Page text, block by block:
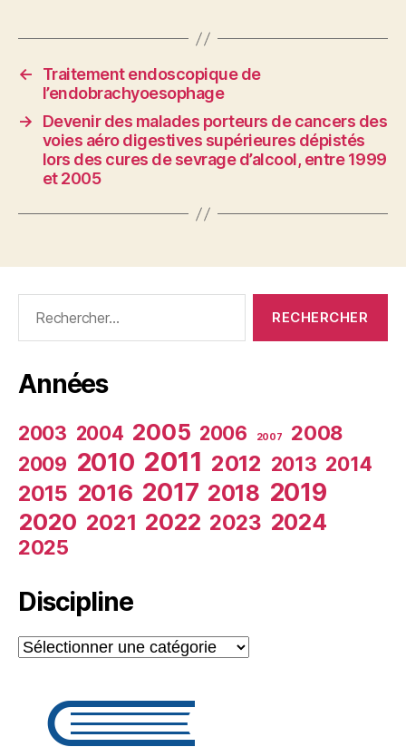
←
Traitement endoscopique de
l’endobrachyoesophage
→
Devenir des malades porteurs de cancers des
voies aéro digestives supérieures dépistés
lors des cures de sevrage d’alcool, entre 1999
et 2005
Années
2003 2004 2005 2006 2007
2008
2009 2010 2011 2012 2013 2014
2015 2016 2017 2018 2019
2020 2021 2022 2023 2024
2025
Discipline
Discipline